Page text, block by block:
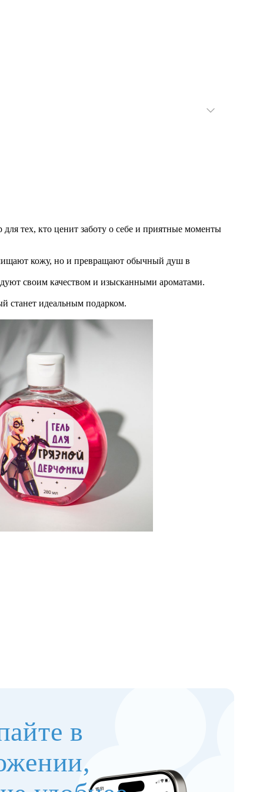
тех, кто ценит заботу о себе и приятные моменты
кожу, но и превращают обычный душ в
своим качеством и изысканными ароматами.
станет идеальным подарком.
в